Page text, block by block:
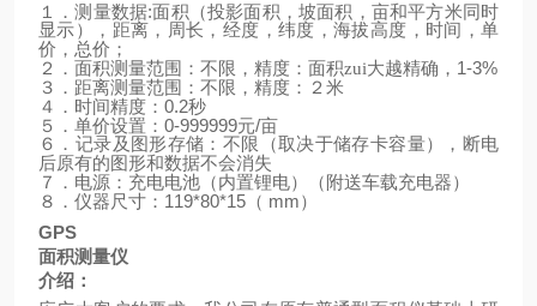
１．测量数据:面积（投影面积，坡面积，亩和平方米同时
显示），距离，周长，经度，纬度，海拔高度，时间，单
价，总价；
２．面积测量范围：不限，精度：面积zui大越精确， 1-3%
３．距离测量范围：不限，精度：２米
４．时间精度： 0.2秒
５．单价设置： 0-999999元/亩
６．记录及图形存储：不限（取决于储存卡容量），断电
后原有的图形和数据不会消失
７．电源：充电电池（内置锂电）
（ 附送车载充电器）
８．仪器尺寸： 119*80*15 （ mm）
GPS
面积测量仪
介绍：